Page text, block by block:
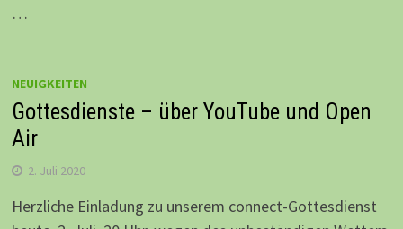
…
NEUIGKEITEN
Gottesdienste – über YouTube und Open
Air
2. Juli 2020
Herzliche Einladung zu unserem connect-Gottesdienst